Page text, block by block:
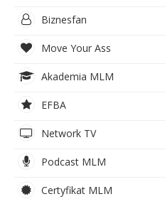
Biznesfan
Move Your Ass
Akademia MLM
EFBA
Network TV
Podcast MLM
Certyfikat MLM